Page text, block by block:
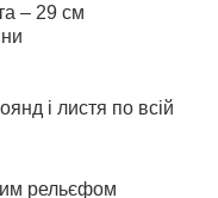
– 29 см
і листя по всій
рельєфом